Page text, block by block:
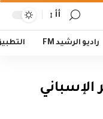
أأ
راديو الرشيد FM